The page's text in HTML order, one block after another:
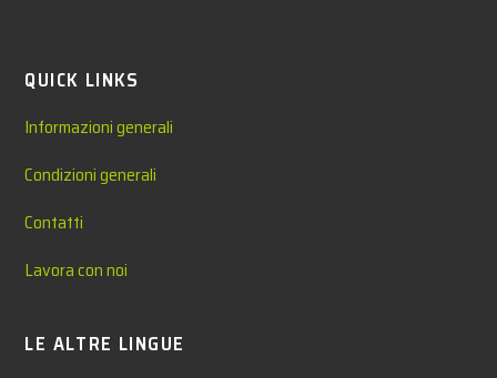
QUICK LINKS
Informazioni generali
Condizioni generali
Contatti
Lavora con noi
LE ALTRE LINGUE